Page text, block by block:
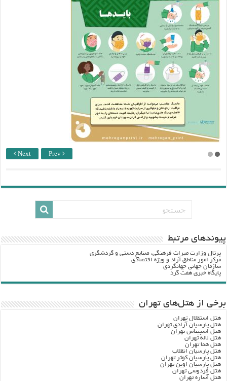
Next Prev
پيوندهاي مرتبط
پرتال وزارت ميراث فرهنگي، صنایع دستی و گردشگري
مرکز امور مناطق آزاد و ویژه اقتصادی
سازمان جهانی جهانگردی
پایگاه خبری هفت گرد
برخی از هتل‌های تهران
هتل استقلال تهران
هتل پارسیان آزادی تهران
هتل اسپیناس تهران
هتل لاله تهران
هتل هما تهران
هتل پارسیان انقلاب
هتل پارسیان کوثر تهران
هتل پارسیان اوین تهران
هتل فردوسی تهران
هتل آساره تهران